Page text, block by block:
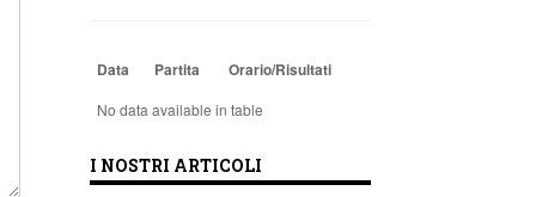
Data Partita Orario/Risultati
No data available in table
I NOSTRI ARTICOLI